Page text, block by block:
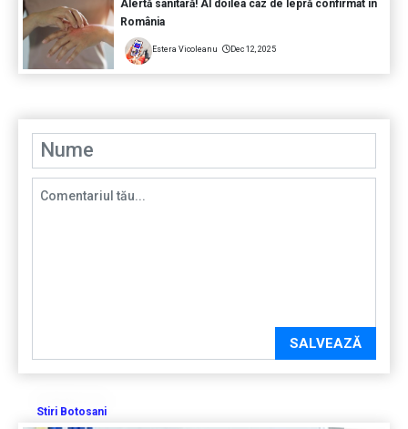
Alertă sanitară! Al doilea caz de lepră confirmat în
România
Estera Vicoleanu Dec 12, 2025
SALVEAZĂ
Stiri Botosani